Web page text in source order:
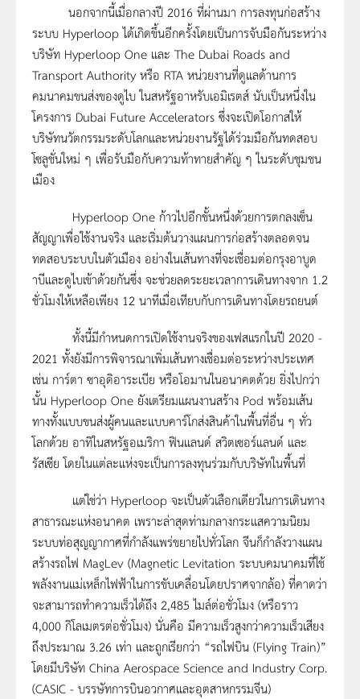
นอกจากนี้เมื่อกลางปี 2016 ที่ผ่านมา การลงทุนก่อสร้าง
ระบบ Hyperloop ได้เกิดขึ้นอีกครั้งโดยเป็นการจับมือกันระหว่าง
บริษัท Hyperloop One และ The Dubai Roads and
Transport Authority หรือ RTA หน่วยงานที่ดูแลด้านการ
คมนาคมขนส่งของดูไบ ในสหรัฐอาหรับเอมิเรตส์ นับเป็นหนึ่งใน
โครงการ Dubai Future Accelerators ซึ่งจะเปิดโอกาสให้
บริษัทนวัตกรรมระดับโลกและหน่วยงานรัฐได้ร่วมมือกันทดสอบ
โซลูชั่นใหม่ ๆ เพื่อรับมือกับความท้าทายสำคัญ ๆ ในระดับชุมชน
เมือง
Hyperloop One ก้าวไปอีกขั้นหนึ่งด้วยการตกลงเซ็น
สัญญาเพื่อใช้งานจริง และเริ่มต้นวางแผนการก่อสร้างตลอดจน
ทดสอบระบบในตัวเมือง อย่างในเส้นทางที่จะเชื่อมต่อกรุงอาบูด
าบีและดูไบเข้าด้วยกันซึ่ง จะช่วยลดระยะเวลาการเดินทางจาก 1.2
ชั่วโมงให้เหลือเพียง 12 นาทีเมื่อเทียบกับการเดินทางโดยรถยนต์
ทั้งนี้มีกำหนดการเปิดใช้งานจริงของเฟสแรกในปี 2020 -
2021 ทั้งยังมีการพิจารณาเพิ่มเส้นทางเชื่อมต่อระหว่างประเทศ
เช่น การ์ตา ซาอุดิอาระเบีย หรือโอมานในอนาคตด้วย ยิ่งไปกว่า
นั้น Hyperloop One ยังเตรียมแผนงานสร้าง Pod พร้อมเส้น
ทางทั้งแบบขนส่งผู้คนและแบบคาร์โกส่งสินค้าในพื้นที่อื่น ๆ ทั่ว
โลกด้วย อาทิในสหรัฐอเมริกา ฟินแลนด์ สวิตเซอร์แลนด์ และ
รัสเซีย โดยในแต่ละแห่งจะเป็นการลงทุนร่วมกับบริษัทในพื้นที่
แต่ใช่ว่า Hyperloop จะเป็นตัวเลือกเดียวในการเดินทาง
สาธารณะแห่งอนาคต เพราะล่าสุดท่ามกลางกระแสความนิยม
ระบบท่อสุญญากาศที่กำลังแพร่ขยายไปทั่วโลก จีนก็กำลังวางแผน
สร้างรถไฟ MagLev (Magnetic Levitation ระบบคมนาคมที่ใช้
พลังงานแม่เหล็กไฟฟ้าในการขับเคลื่อนโดยปราศจากล้อ) ที่คาดว่า
จะสามารถทำความเร็วได้ถึง 2,485 ไมล์ต่อชั่วโมง (หรือราว
4,000 กิโลเมตรต่อชั่วโมง) นั่นคือ มีความเร็วสูงกว่าความเร็วเสียง
ถึงประมาณ 3.26 เท่า และถูกเรียกว่า “รถไฟบิน (Flying Train)”
โดยมีบริษัท China Aerospace Science and Industry Corp.
(CASIC - บรรษัทการบินอวกาศและอุตสาหกรรมจีน)